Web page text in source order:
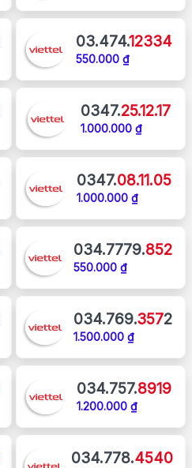
03.474.12334
550.000 ₫
0347.25.12.17
1.000.000 ₫
0347.08.11.05
1.000.000 ₫
034.7779.852
550.000 ₫
034.769.3572
1.500.000 ₫
034.757.8919
1.200.000 ₫
034.778.4540